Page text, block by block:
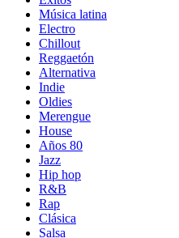
Música latina
Electro
Chillout
Reggaetón
Alternativa
Indie
Oldies
Merengue
House
Años 80
Jazz
Hip hop
R&B
Rap
Clásica
Salsa